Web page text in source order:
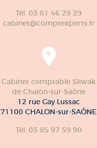
Tél. 03 81 46 29 29
cabinet@comptexperts.fr
Cabinet comptable Sliwak
de Chalon-sur-Saône
12 rue Gay Lussac
71100 CHALON-sur-SAÔNE
Tél. 03 85 97 59 90